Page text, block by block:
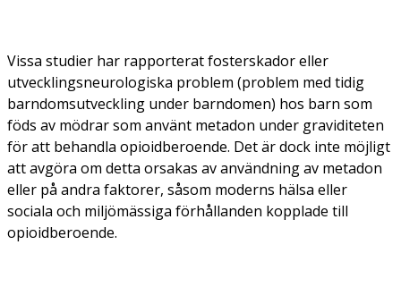
Vissa studier har rapporterat fosterskador eller
utvecklingsneurologiska problem (problem med tidig
barndomsutveckling under barndomen) hos barn som
föds av mödrar som använt metadon under graviditeten
för att behandla opioidberoende. Det är dock inte möjligt
att avgöra om detta orsakas av användning av metadon
eller på andra faktorer, såsom moderns hälsa eller
sociala och miljömässiga förhållanden kopplade till
opioidberoende.